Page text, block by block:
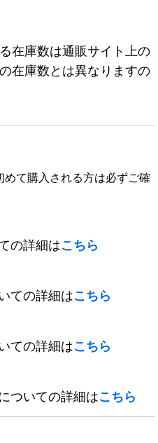
在庫数は通販サイト上の
在庫数とは異なりますの
めて購入される方は必ずご確
の詳細はこちら
ての詳細はこちら
ての詳細はこちら
ついての詳細はこちら